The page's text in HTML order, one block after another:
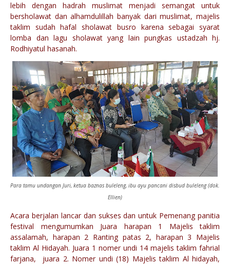
lebih dengan hadrah muslimat menjadi semangat untuk
bersholawat dan alhamdulillah banyak dari muslimat, majelis
taklim sudah hafal sholawat busro karena sebagai syarat
lomba dan lagu sholawat yang lain pungkas ustadzah hj.
Rodhiyatul hasanah.
Para tamu undangan Juri, ketua baznas buleleng, ibu ayu pancani disbud buleleng (dok.
Ellien)
Acara berjalan lancar dan sukses dan untuk Pemenang panitia
festival mengumumkan Juara harapan 1 Majelis taklim
assalamah, harapan 2 Ranting patas 2, harapan 3 Majelis
taklim Al Hidayah. Juara 1 nomer undi 14 majelis taklim fahrial
farjana, juara 2. Nomer undi (18) Majelis taklim Al hidayah,